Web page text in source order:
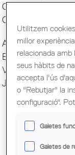
Oficina del
Centre Obert
Actes COAC
Exposicions COAC
Visites COAC
Jornades
Utilitzem
millor
relacionada
seus hàbits de
accepta l'ús
o "Rebutjar" la
configuració".
Galetes
Galetes de